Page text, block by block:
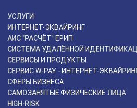
УСЛУГИ
ИНТЕРНЕТ-ЭКВАЙРИНГ
АИС "РАСЧЁТ" ЕРИП
СИСТЕМА УДАЛЁННОЙ
СЕРВИСЫ И ПРОДУКТЫ
СЕРВИС W-PAY - ИНТЕРНЕТ-
СФЕРЫ БИЗНЕСА
САМОЗАНЯТЫЕ ФИЗИЧЕСКИЕ ЛИЦА
HIGH-RISK